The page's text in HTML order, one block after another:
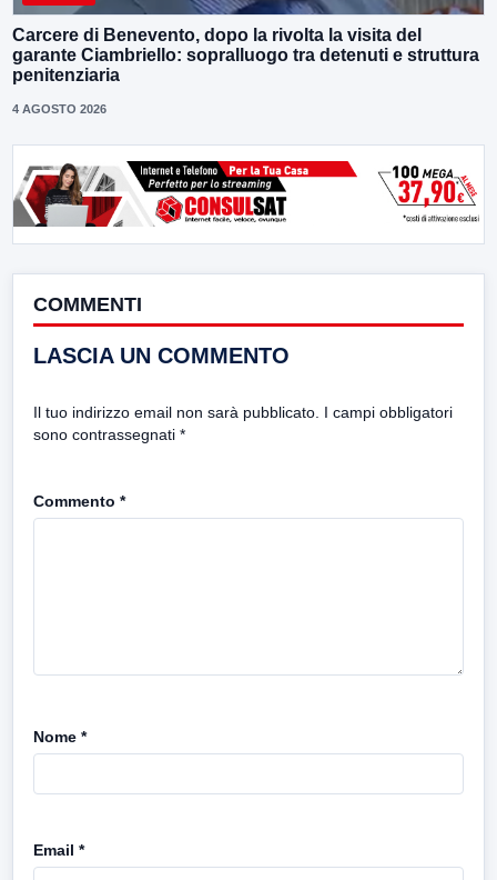
Carcere di Benevento, dopo la rivolta la visita del
garante Ciambriello: sopralluogo tra detenuti e struttura
penitenziaria
4 AGOSTO 2026
COMMENTI
LASCIA UN COMMENTO
Il tuo indirizzo email non sarà pubblicato. I campi obbligatori
sono contrassegnati *
Commento *
Nome *
Email *